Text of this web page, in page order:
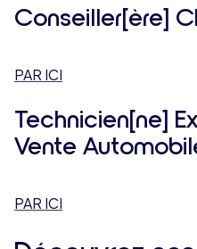
Conseiller[ère]
PAR ICI
Technicien[ne]
Vente
PAR ICI